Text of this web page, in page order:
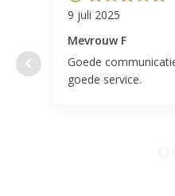
9 juli 2025
Mevrouw F
Goede
goede service.